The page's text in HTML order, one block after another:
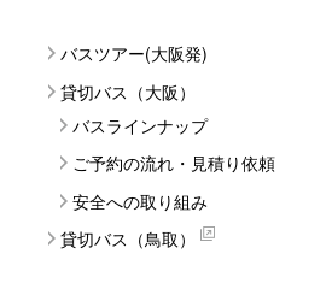
バスツアー(大阪発)
貸切バス（大阪）
バスラインナップ
ご予約の流れ・見積り依頼
安全への取り組み
貸切バス（鳥取）